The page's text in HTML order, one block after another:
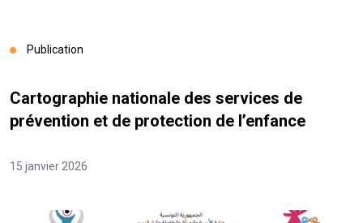
Publication
Cartographie nationale des services de
prévention et de protection de l’enfance
15 janvier 2026